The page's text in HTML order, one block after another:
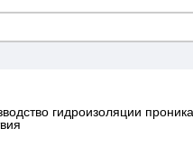
гидроизоляции